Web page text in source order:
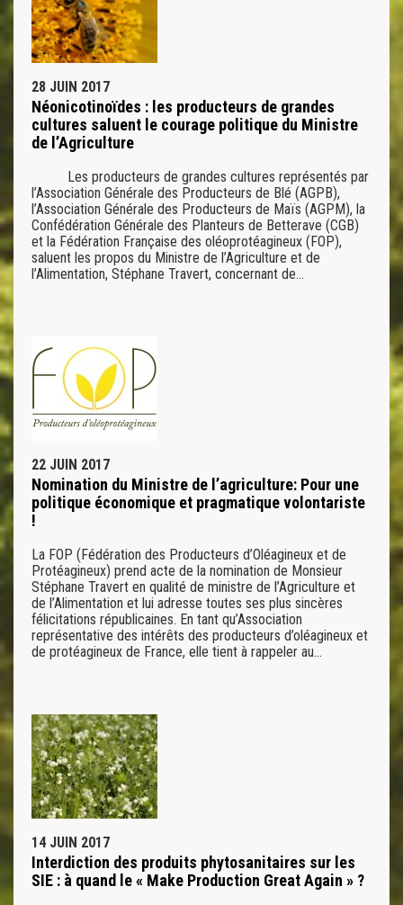
28 JUIN 2017
Néonicotinoïdes : les producteurs de grandes
cultures saluent le courage politique du Ministre
de l’Agriculture
Les producteurs de grandes cultures représentés par
l’Association Générale des Producteurs de Blé (AGPB),
l’Association Générale des Producteurs de Maïs (AGPM), la
Confédération Générale des Planteurs de Betterave (CGB)
et la Fédération Française des oléoprotéagineux (FOP),
saluent les propos du Ministre de l’Agriculture et de
l’Alimentation, Stéphane Travert, concernant de…
22 JUIN 2017
Nomination du Ministre de l’agriculture: Pour une
politique économique et pragmatique volontariste
!
La FOP (Fédération des Producteurs d’Oléagineux et de
Protéagineux) prend acte de la nomination de Monsieur
Stéphane Travert en qualité de ministre de l’Agriculture et
de l’Alimentation et lui adresse toutes ses plus sincères
félicitations républicaines. En tant qu’Association
représentative des intérêts des producteurs d’oléagineux et
de protéagineux de France, elle tient à rappeler au…
14 JUIN 2017
Interdiction des produits phytosanitaires sur les
SIE : à quand le « Make Production Great Again » ?